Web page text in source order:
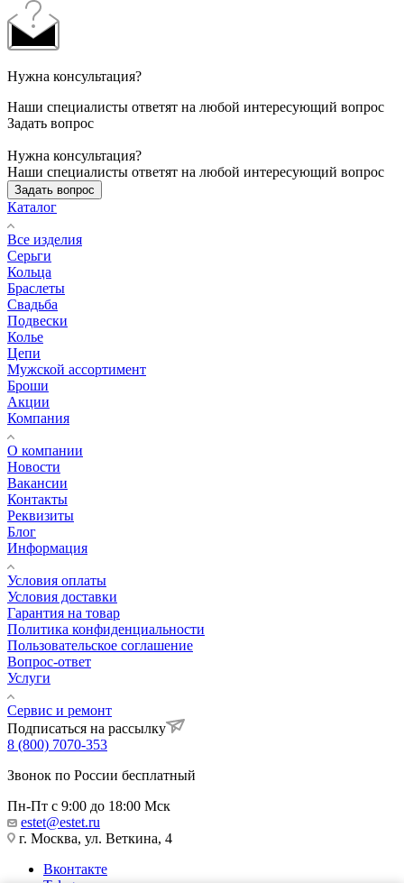
Нужна консультация?
Наши специалисты ответят на любой интересующий вопрос
Задать вопрос
Нужна консультация?
Наши специалисты ответят на любой интересующий вопрос
Задать вопрос
Каталог
Все изделия
Серьги
Кольца
Браслеты
Свадьба
Подвески
Колье
Цепи
Мужской ассортимент
Броши
Акции
Компания
О компании
Новости
Вакансии
Контакты
Реквизиты
Блог
Информация
Условия оплаты
Условия доставки
Гарантия на товар
Политика конфиденциальности
Пользовательское соглашение
Вопрос-ответ
Услуги
Сервис и ремонт
Подписаться на рассылку
8 (800) 7070-353
Звонок по России бесплатный
Пн-Пт с 9:00 до 18:00 Мск
estet@estet.ru
г. Москва, ул. Веткина, 4
Вконтакте